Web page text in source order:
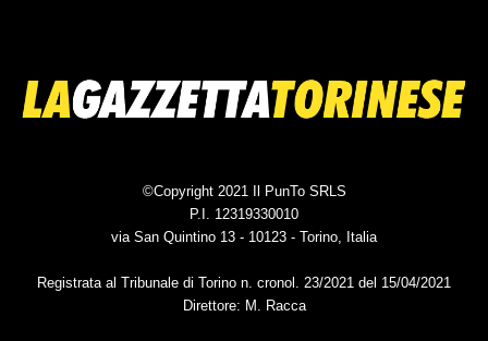
©Copyright 2021 Il PunTo SRLS
P.I. 12319330010
via San Quintino 13 - 10123 - Torino, Italia
Registrata al Tribunale di Torino n. cronol. 23/2021 del 15/04/2021
Direttore: M. Racca